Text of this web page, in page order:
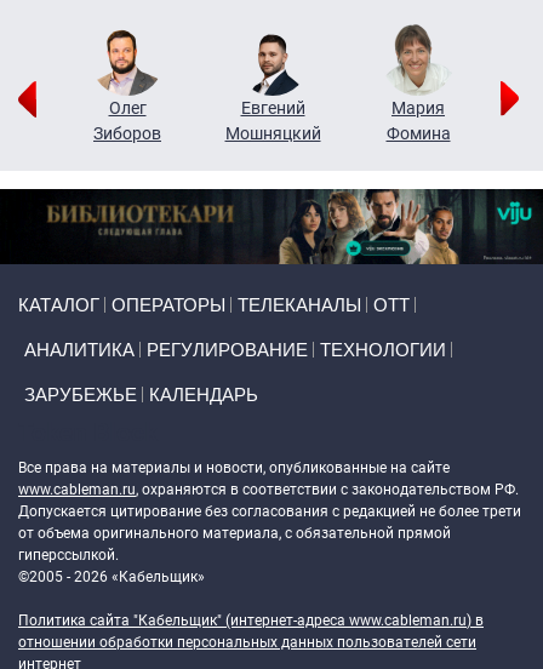
Олег
Зиборов
Евгений
Мошняцкий
Мария
Фомина
КАТАЛОГ ОПЕРАТОРЫ ТЕЛЕКАНАЛЫ ОТТ
АНАЛИТИКА РЕГУЛИРОВАНИЕ ТЕХНОЛОГИИ
ЗАРУБЕЖЬЕ КАЛЕНДАРЬ
Все права на материалы и новости, опубликованные на сайте
www.cableman.ru, охраняются в соответствии с законодательством РФ.
Допускается цитирование без согласования с редакцией не более трети
от объема оригинального материала, с обязательной прямой
гиперссылкой.
©2005 - 2026 «Кабельщик»
Политика сайта "Кабельщик" (интернет-адреса www.cableman.ru) в
отношении обработки персональных данных пользователей сети
интернет